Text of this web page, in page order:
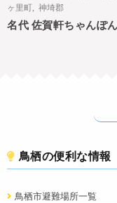
ヶ里町
神埼郡
名代 佐賀軒ちゃんぽ
鳥栖の便利な情報
鳥栖市避難場所一覧